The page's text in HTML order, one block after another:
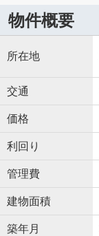
物件概要
所在地
交通
価格
利回り
管理費
建物面積
築年月